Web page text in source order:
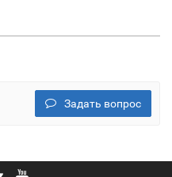
Задать вопрос